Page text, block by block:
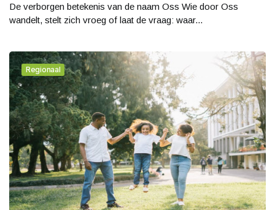
De verborgen betekenis van de naam Oss Wie door Oss
wandelt, stelt zich vroeg of laat de vraag: waar...
Regionaal